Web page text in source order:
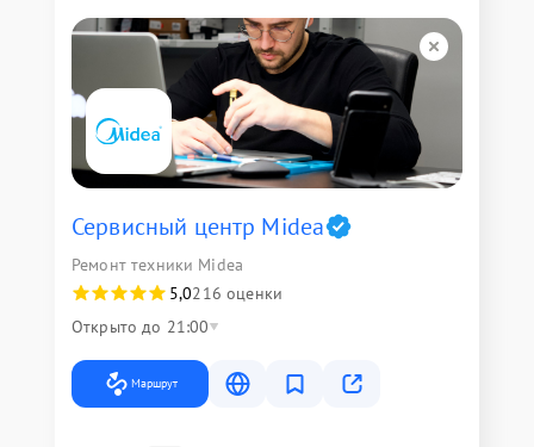
Сервисный центр Midea
Ремонт техники Midea
5,0216 оценки
Открыто до 21:00
Маршрут